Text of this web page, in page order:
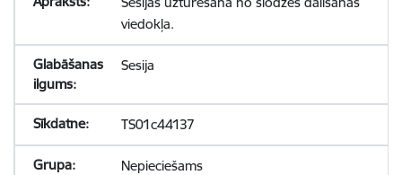
viedokļa.
Sesija
TS01c44137
Nepieciešams